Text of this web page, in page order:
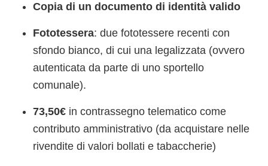
Copia di un documento di identità valido
Fototessera: due fototessere recenti con
sfondo bianco, di cui una legalizzata (ovvero
autenticata da parte di uno sportello
comunale).
73,50€ in contrassegno telematico come
contributo amministrativo (da acquistare nelle
rivendite di valori bollati e tabaccherie)